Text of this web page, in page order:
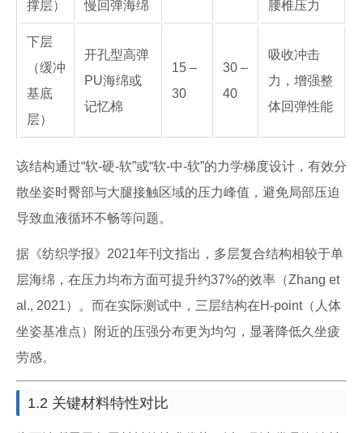
撑层）
慢回弹海绵
腰椎压力
下层
（缓冲
基底
层）
开孔型高弹
PU海绵或
记忆棉
15 –
30
30 –
40
吸收冲击
力，增强整
体回弹性能
该结构通过“软-硬-软”或“软-中-软”的力学梯度设计，有效分
散坐姿时臀部与大腿接触区域的压力峰值，避免局部压迫
导致血液循环不畅等问题。
据《纺织学报》2021年刊文指出，多层复合结构相较于单
层海绵，在压力均布方面可提升约37%的效率（Zhang et
al., 2021）。而在实际测试中，三层结构在H-point（人体
坐姿基准点）附近的压强分布更为均匀，显著降低久坐疲
劳感。
1.2 关键材料特性对比